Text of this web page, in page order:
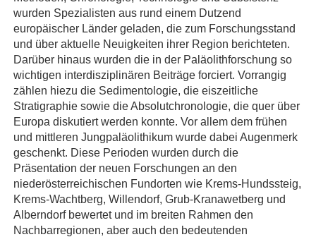
wurden Spezialisten aus rund einem Dutzend
europäischer Länder geladen, die zum Forschungsstand
und über aktuelle Neuigkeiten ihrer Region berichteten.
Darüber hinaus wurden die in der Paläolithforschung so
wichtigen interdisziplinären Beiträge forciert. Vorrangig
zählen hiezu die Sedimentologie, die eiszeitliche
Stratigraphie sowie die Absolutchronologie, die quer über
Europa diskutiert werden konnte. Vor allem dem frühen
und mittleren Jungpaläolithikum wurde dabei Augenmerk
geschenkt. Diese Perioden wurden durch die
Präsentation der neuen Forschungen an den
niederösterreichischen Fundorten wie Krems-Hundssteig,
Krems-Wachtberg, Willendorf, Grub-Kranawetberg und
Alberndorf bewertet und im breiten Rahmen den
Nachbarregionen, aber auch den bedeutenden